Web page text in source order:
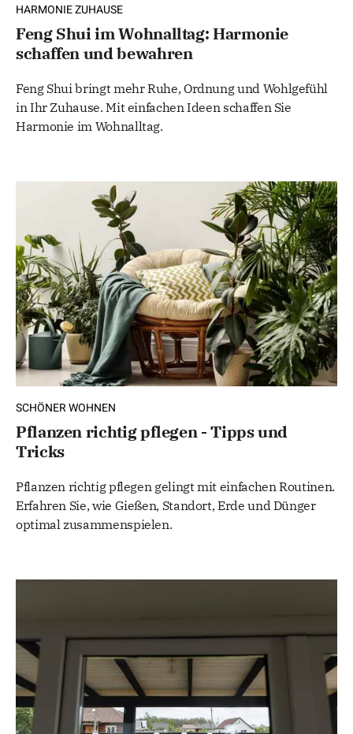
HARMONIE ZUHAUSE
Feng Shui im Wohnalltag: Harmonie
schaffen und bewahren
Feng Shui bringt mehr Ruhe, Ordnung und Wohlgefühl
in Ihr Zuhause. Mit einfachen Ideen schaffen Sie
Harmonie im Wohnalltag.
SCHÖNER WOHNEN
Pflanzen richtig pflegen - Tipps und
Tricks
Pflanzen richtig pflegen gelingt mit einfachen Routinen.
Erfahren Sie, wie Gießen, Standort, Erde und Dünger
optimal zusammenspielen.